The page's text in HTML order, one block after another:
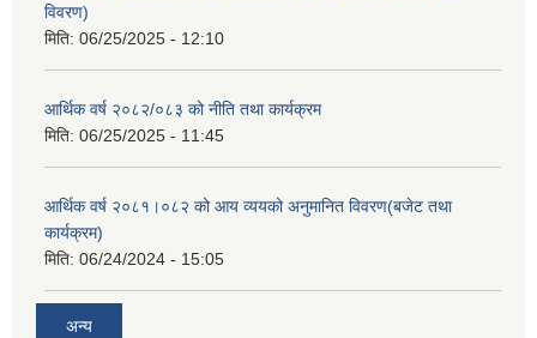
विवरण)
मिति: 06/25/2025 - 12:10
आर्थिक वर्ष २०८२/०८३ को नीति तथा कार्यक्रम
मिति: 06/25/2025 - 11:45
आर्थिक वर्ष २०८१।०८२ को आय व्ययको अनुमानित विवरण(बजेट तथा
कार्यक्रम)
मिति: 06/24/2024 - 15:05
अन्य